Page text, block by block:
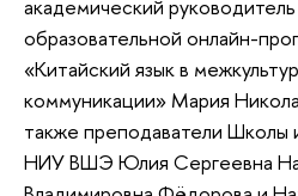
академический
образовательной онлайн-
«Китайский язык в
коммуникации» Мария
также преподаватели Школы
НИУ ВШЭ Юлия Сергеевна